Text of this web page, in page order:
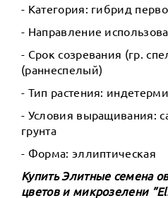
- Категория: гибрид
- Направление
- Срок созревания (гр.
(раннеспелый)
- Тип растения:
- Условия выращивания:
грунта
- Форма: эллиптическая
Купить Элитные семена
цветов и микрозелени